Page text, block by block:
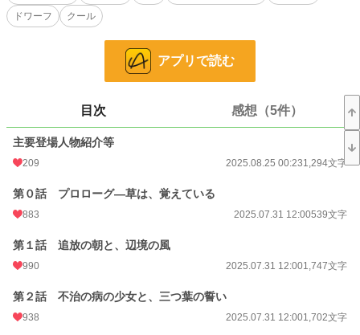
やがて重病の王子を治したことで、彼女の正体が王家の“隠し子”だと判明し、王
「あなたの薬に、国を救ってほしい」
医療改革を志し、“薬師局”を創設して仲間たちと共に奔走する日々が始まる。
薬草にしか心を開けなかった少女が、やがて王国の未来を変える――
これは、一人の“草オタク”薬師が紡ぐ、やさしくてまっすぐな奇跡の物語。
小説
ファンタジー 925 位 / 53,313 件
お気に入り
24h.ポイント 262 pt
文字数
ドワーフ
クール
アプリで読む
目次 感想（5件）
主要登場人物紹介等
209 2025.08.25 00:231,294文字
第０話 プロローグ―草は、覚えている
883 2025.07.31 12:00539文字
第１話 追放の朝と、辺境の風
990 2025.07.31 12:001,747文字
第２話 不治の病の少女と、三つ葉の誓い
938 2025.07.31 12:001,702文字